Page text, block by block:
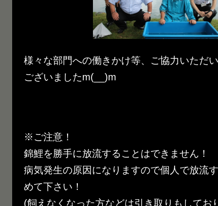
様々な部門への働きかけ等、ご協力いただ
ございましたm(__)m
※ご注意！
錦鯉を勝手に放流することはできません！
病気発生の原因になりますので個人で放流
めて下さい！
(飼えなくなった方などは引き取りもしてお